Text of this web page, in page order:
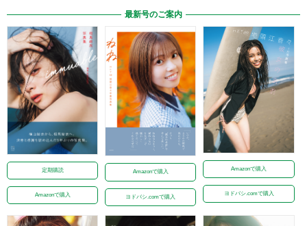
最新号のご案内
定期購読
Amazonで購入
Amazonで購入
ヨドバシ.comで購入
Amazonで購入
ヨドバシ.comで購入